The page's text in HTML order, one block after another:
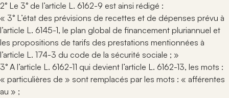
2° Le 3° de l’article L. 6162-9 est ainsi rédigé :
« 3° L’état des prévisions de recettes et de dépenses prévu à
l’article L. 6145-1, le plan global de financement pluriannuel et
les propositions de tarifs des prestations mentionnées à
l’article L. 174-3 du code de la sécurité sociale ; »
3° A l’article L. 6162-11 qui devient l’article L. 6162-13, les mots :
« particulières de » sont remplacés par les mots : « afférentes
au » ;